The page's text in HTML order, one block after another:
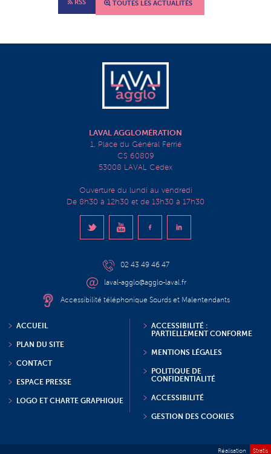
RSS TOUTES LES ACTUALITÉS
LAVAL AGGLOMÉRATION
1, Place du Général Ferrié
CS 60809
53008 LAVAL Cedex
Ouverture du lundi au vendredi
De 8h30 à 12h30 et de 13h30 à 17h30
02 43 49 46 47
laval-agglo@agglo-laval.fr
Accessibilité téléphonique Sourds et Malentendants
ACCUEIL
PLAN DU SITE
CONTACT
ESPACE PRESSE
LOGO ET CHARTE GRAPHIQUE
ACCESSIBILITÉ :
PARTIELLEMENT CONFORME
MENTIONS LÉGALES
POLITIQUE DE
CONFIDENTIALITÉ
ACCESSIBILITÉ
GESTION DES COOKIES
Réalisation Stratis